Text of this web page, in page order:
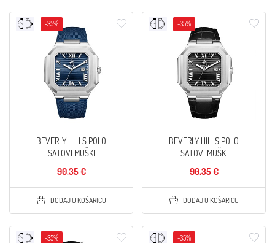
-35%
BEVERLY HILLS POLO
SATOVI MUŠKI
90,35 €
DODAJ U KOŠARICU
-35%
BEVERLY HILLS POLO
SATOVI MUŠKI
90,35 €
DODAJ U KOŠARICU
-35% -35%